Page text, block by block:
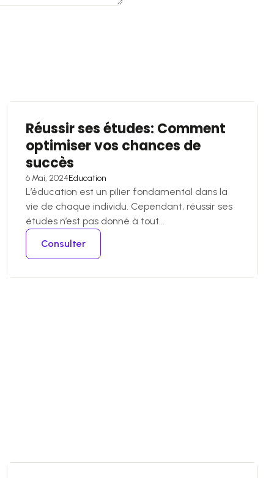
Réussir ses études: Comment
optimiser vos chances de
succès
6 Mai, 2024Education
L’éducation est un pilier fondamental dans la
vie de chaque individu. Cependant, réussir ses
études n’est pas donné à tout...
Consulter